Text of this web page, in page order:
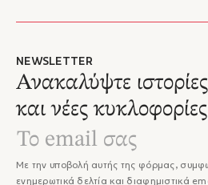
NEWSLETTER
Ανακαλύψτε
και νέες
Με την υποβολή αυτής της φόρμας,
ενημερωτικά δελτία και διαφημιστικά